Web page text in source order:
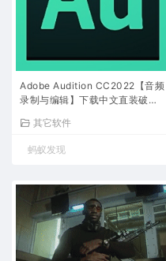
Adobe Audition CC2022【音频
录制与编辑】下载中文直装破解
其它软件
蚂蚁发现